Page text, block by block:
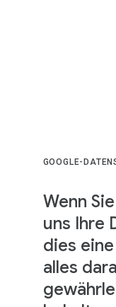
GOOGLE-
Wenn
uns Ihre
dies
alles